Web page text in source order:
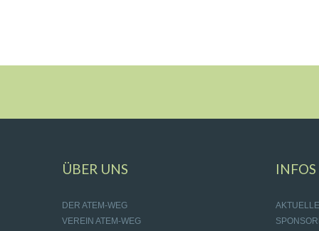
ÜBER UNS
DER ATEM-WEG
VEREIN ATEM-WEG
INFOS